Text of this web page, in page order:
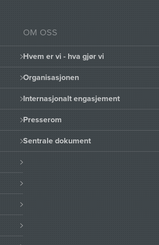
OM OSS
Hvem er vi - hva gjør vi
Organisasjonen
Internasjonalt engasjement
Presserom
Sentrale dokument